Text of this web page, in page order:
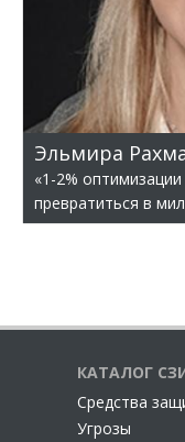
Эльмира
«1-2%
превратиться в
КАТАЛОГ
Cредства
Угрозы